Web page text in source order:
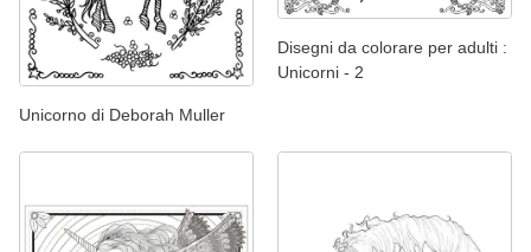
Unicorno di Deborah Muller
Disegni da colorare per adulti :
Unicorni - 2